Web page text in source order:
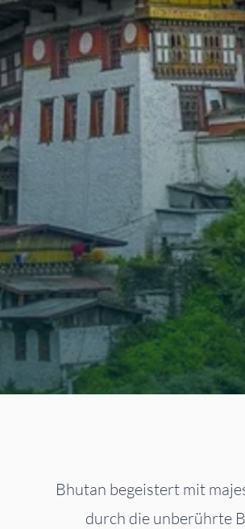
Bhutan begeistert mit
durch die unberührte